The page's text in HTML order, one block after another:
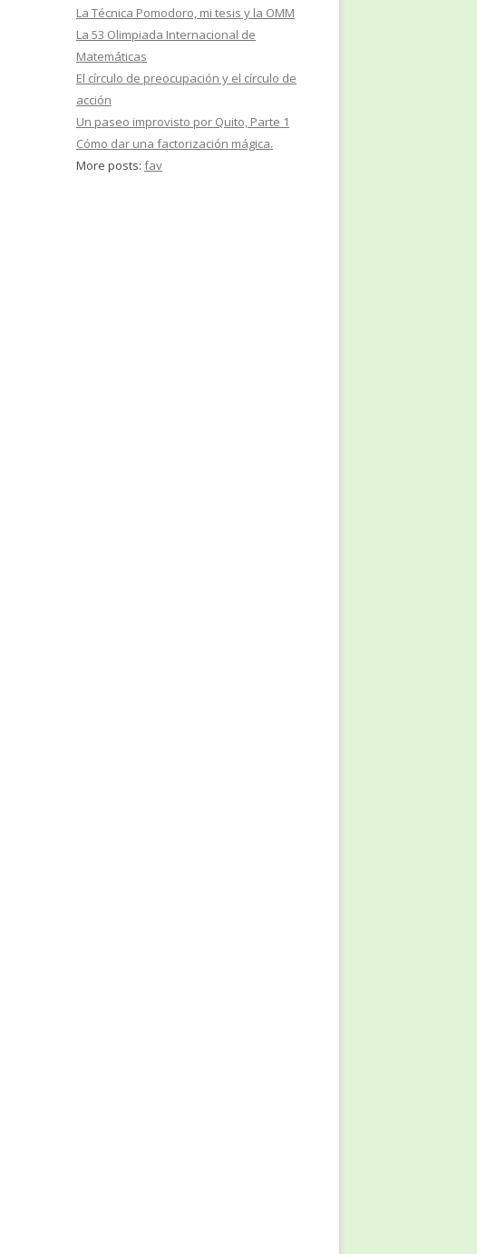
La Técnica Pomodoro, mi tesis y la OMM
La 53 Olimpiada Internacional de
Matemáticas
El círculo de preocupación y el círculo de
acción
Un paseo improvisto por Quito, Parte 1
Cómo dar una factorización mágica.
More posts: fav